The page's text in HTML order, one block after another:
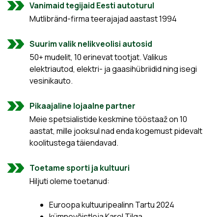
Vanimaid tegijaid Eesti autoturul
Mutlibränd-firma teerajajad aastast 1994
Suurim valik nelikveolisi autosid
50+ mudelit, 10 erinevat tootjat. Valikus
elektriautod, elektri- ja gaasihübriidid ning isegi
vesinikauto.
Pikaajaline lojaalne partner
Meie spetsialistide keskmine tööstaaž on 10
aastat, mille jooksul nad enda kogemust pidevalt
koolitustega täiendavad.
Toetame sporti ja kultuuri
Hiljuti oleme toetanud:
Euroopa kultuuripealinn Tartu 2024